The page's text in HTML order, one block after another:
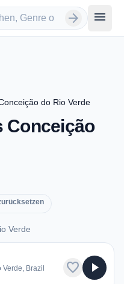
arrow_forward menu
do Rio Verde
Conceição
Verde
Rio Verde
Brazil
favorite play_arrow